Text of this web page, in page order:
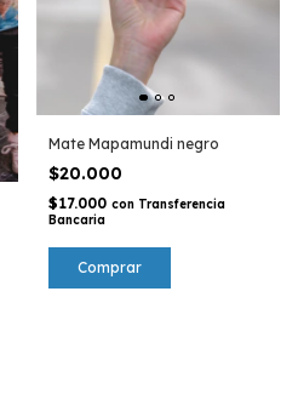
Mate Mapamundi negro
$20.000
$17.000 con Transferencia
Bancaria
Comprar